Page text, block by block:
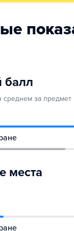
балл
за предмет
места